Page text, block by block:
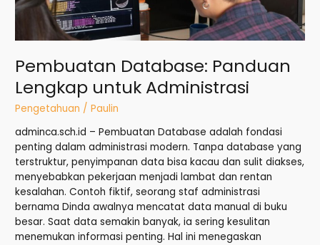
Pembuatan Database: Panduan
Lengkap untuk Administrasi
Pengetahuan /Paulin
adminca.sch.id – Pembuatan Database adalah fondasi
penting dalam administrasi modern. Tanpa database yang
terstruktur, penyimpanan data bisa kacau dan sulit diakses,
menyebabkan pekerjaan menjadi lambat dan rentan
kesalahan. Contoh fiktif, seorang staf administrasi
bernama Dinda awalnya mencatat data manual di buku
besar. Saat data semakin banyak, ia sering kesulitan
menemukan informasi penting. Hal ini menegaskan